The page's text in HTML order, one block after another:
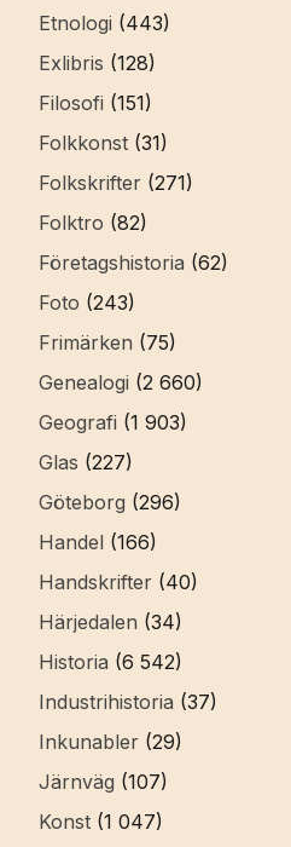
Etnologi (443)
Exlibris (128)
Filosofi (151)
Folkkonst (31)
Folkskrifter (271)
Folktro (82)
Företagshistoria (62)
Foto (243)
Frimärken (75)
Genealogi (2 660)
Geografi (1 903)
Glas (227)
Göteborg (296)
Handel (166)
Handskrifter (40)
Härjedalen (34)
Historia (6 542)
Industrihistoria (37)
Inkunabler (29)
Järnväg (107)
Konst (1 047)